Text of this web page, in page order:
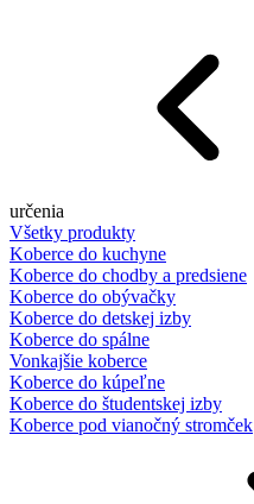
určenia
Všetky produkty
Koberce do kuchyne
Koberce do chodby a predsiene
Koberce do obývačky
Koberce do detskej izby
Koberce do spálne
Vonkajšie koberce
Koberce do kúpeľne
Koberce do študentskej izby
Koberce pod vianočný stromček